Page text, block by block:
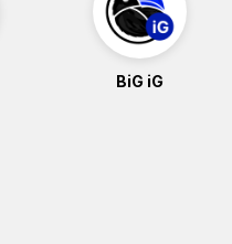
BiG iG